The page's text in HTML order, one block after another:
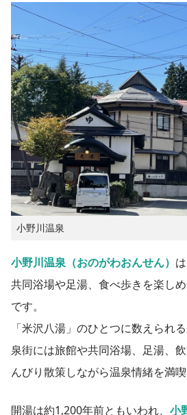
小野川温泉
小野川温泉（おのがわおんせん）
共同浴場や足湯、食べ歩きを楽し
です。
「米沢八湯」のひとつに数えられ
泉街には旅館や共同浴場、足湯、
んびり散策しながら温泉情緒を満喫
開湯は約1,200年前ともいわれ、 小